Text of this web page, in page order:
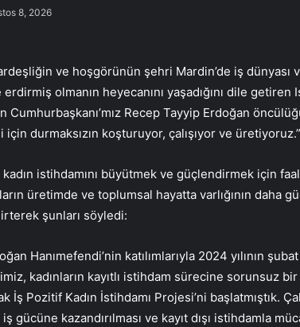
8, 2026
ve hoşgörünün şehri Mardin’de iş dünyası
olmanın heyecanını yaşadığını dile getiren
Cumhurbaşkanı’mız Recep Tayyip Erdoğan
durmaksızın koşturuyor, çalışıyor ve
kadın istihdamını büyütmek ve güçlendirmek için
üretimde ve toplumsal hayatta varlığının daha
şunları söyledi:
Hanımefendi’nin katılımlarıyla 2024 yılının
kadınların kayıtlı istihdam sürecine sorunsuz
İş Pozitif Kadın İstihdamı Projesi’ni başlatmıştık.
iş gücüne kazandırılması ve kayıt dışı istihdamla